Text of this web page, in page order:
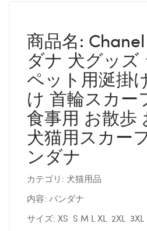
商品名:
ダナ 犬グッズ
ペット用涎掛
け 首輪スカー
食事用 お散歩
犬猫用スカー
ンダナ
カテゴリ: 犬猫用品
内容: バンダナ
サイズ: XS S M L XL 2XL 3XL